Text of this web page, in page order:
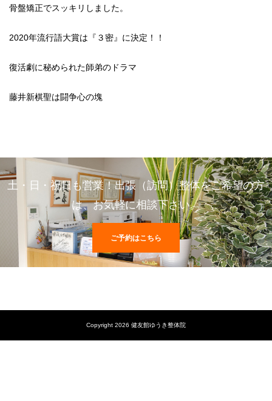
骨盤矯正でスッキリしました。
2020年流行語大賞は『３密』に決定！！
復活劇に秘められた師弟のドラマ
藤井新棋聖は闘争心の塊
土・日・祝日も営業！出張（訪問）整体をご希望の方
は、お気軽に相談下さい。
ご予約はこちら
Copyright 2026 健友館ゆうき整体院